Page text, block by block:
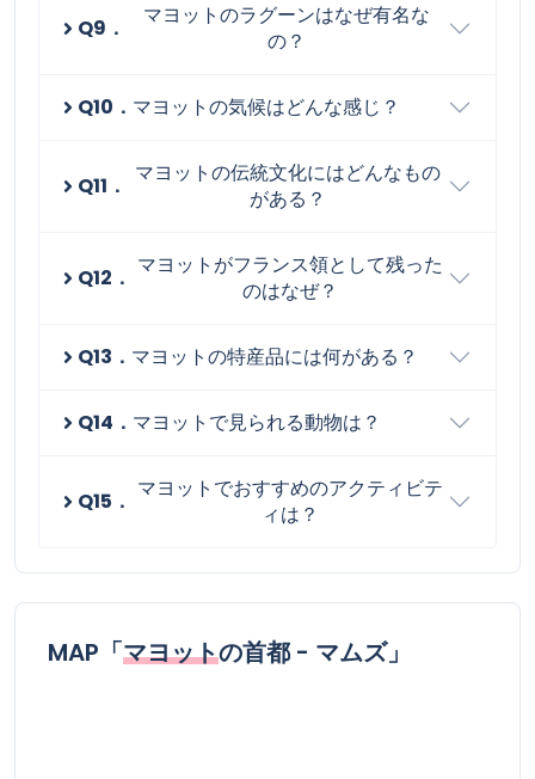
Q9．
マヨットのラグーンはなぜ有名な
の？
Q10． マヨットの気候はどんな感じ？
Q11．
マヨットの伝統文化にはどんなもの
がある？
Q12． マヨットがフランス領として残った
のはなぜ？
Q13． マヨットの特産品には何がある？
Q14． マヨットで見られる動物は？
Q15． マヨットでおすすめのアクティビテ
ィは？
MAP「マヨットの首都 - マムズ」